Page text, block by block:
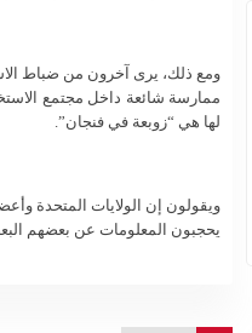
ومع ذلك، يرى آخرون من ضباط
ممارسة شائعة داخل مجتمع
لها هي “زوبعة في فنجان”.
ويقولون إن الولايات المتحدة
يحجبون المعلومات عن بعضهم